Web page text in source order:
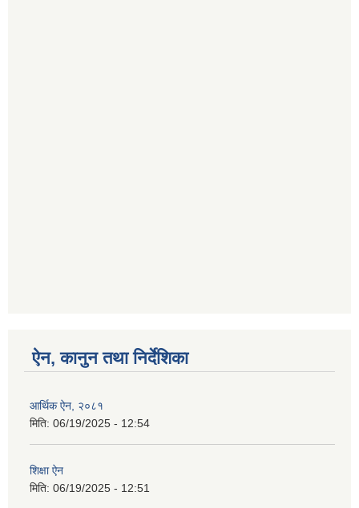
ऐन, कानुन तथा निर्देशिका
आर्थिक ऐन, २०८१
मिति: 06/19/2025 - 12:54
शिक्षा ऐन
मिति: 06/19/2025 - 12:51